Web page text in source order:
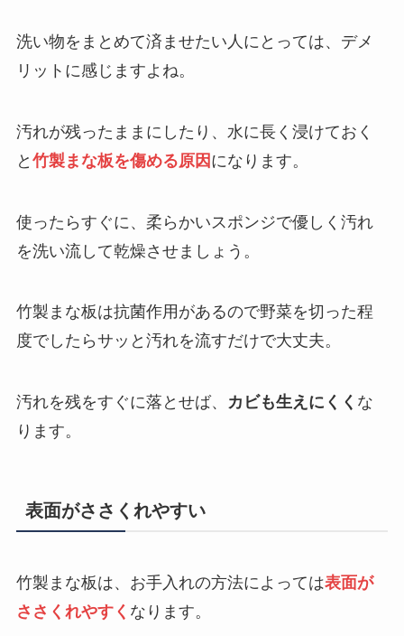
洗い物をまとめて済ませたい人にとっては、デメ
リットに感じますよね。
汚れが残ったままにしたり、水に長く浸けておく
と 竹製まな板を傷める原因 になります。
使ったらすぐに、柔らかいスポンジで優しく汚れ
を洗い流して乾燥させましょう。
竹製まな板は抗菌作用があるので野菜を切った程
度でしたらサッと汚れを流すだけで大丈夫。
汚れを残をすぐに落とせば、 カビも生えにくく な
ります。
表面がささくれやすい
竹製まな板は、お手入れの方法によっては表面が
ささくれやすく なります。